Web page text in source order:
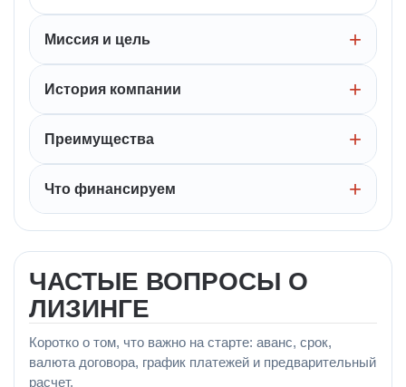
Миссия и цель
История компании
Преимущества
Что финансируем
ЧАСТЫЕ ВОПРОСЫ О
ЛИЗИНГЕ
Коротко о том, что важно на старте: аванс, срок,
валюта договора, график платежей и предварительный
расчет.